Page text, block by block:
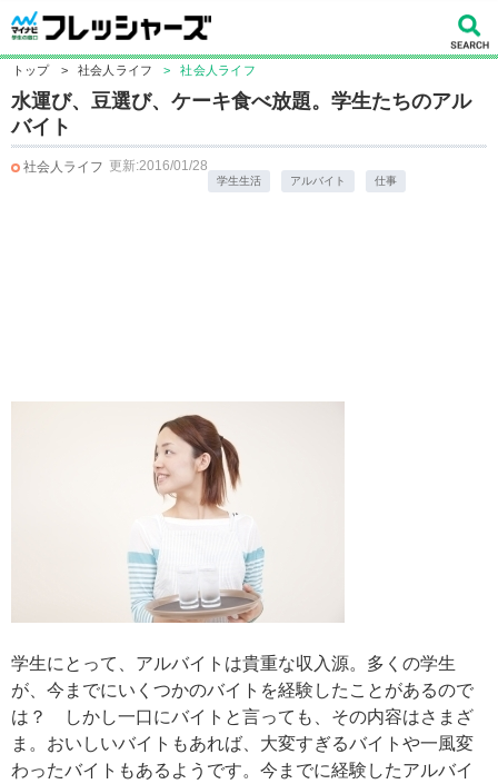
トップ > 社会人ライフ > 社会人ライフ
水運び、豆選び、ケーキ食べ放題。学生たちのアル
バイト
社会人ライフ 更新:2016/01/28
学生生活 アルバイト 仕事
学生にとって、アルバイトは貴重な収入源。多くの学生
が、今までにいくつかのバイトを経験したことがあるので
は？ しかし一口にバイトと言っても、その内容はさまざ
ま。おいしいバイトもあれば、大変すぎるバイトや一風変
わったバイトもあるようです。今までに経験したアルバイ